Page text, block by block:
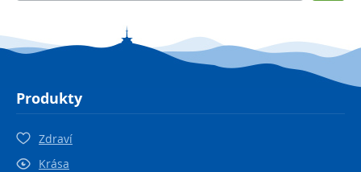
Produkty
Zdraví
Krása